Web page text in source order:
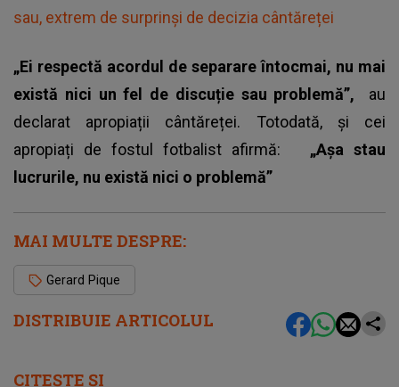
DISTRIBUIE ARTICOLUL
sau, extrem de surprinși de decizia cântăreței
„Ei respectă acordul de separare întocmai, nu mai
există nici un fel de discuție sau problemă”, au
declarat apropiații cântăreței. Totodată, și cei
apropiați de fostul fotbalist afirmă: „Așa stau
lucrurile, nu există nici o problemă”
MAI MULTE DESPRE:
Gerard Pique
CITEȘTE ȘI